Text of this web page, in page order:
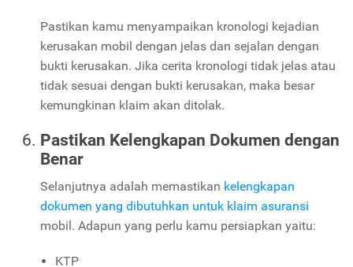
Pastikan kamu menyampaikan kronologi kejadian
kerusakan mobil dengan jelas dan sejalan dengan
bukti kerusakan. Jika cerita kronologi tidak jelas atau
tidak sesuai dengan bukti kerusakan, maka besar
kemungkinan klaim akan ditolak.
Pastikan Kelengkapan Dokumen dengan
Benar
Selanjutnya adalah memastikan kelengkapan
dokumen yang dibutuhkan untuk klaim asuransi
mobil. Adapun yang perlu kamu persiapkan yaitu:
KTP